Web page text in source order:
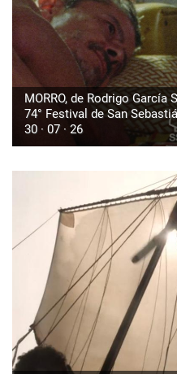
MORRO, de Rodrigo García
74° Festival de San
30 · 07 · 26